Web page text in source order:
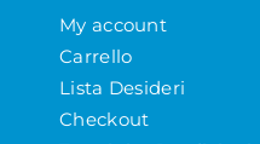
My account
Carrello
Lista Desideri
Checkout